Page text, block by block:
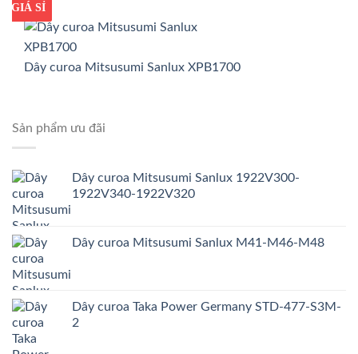
GIÁ TỐT
GIÁ SỈ
Dây curoa Mitsusumi Sanlux XPB1700
Sản phẩm ưu đãi
Dây curoa Mitsusumi Sanlux 1922V300-
1922V340-1922V320
Dây curoa Mitsusumi Sanlux M41-M46-M48
Dây curoa Taka Power Germany STD-477-S3M-
2